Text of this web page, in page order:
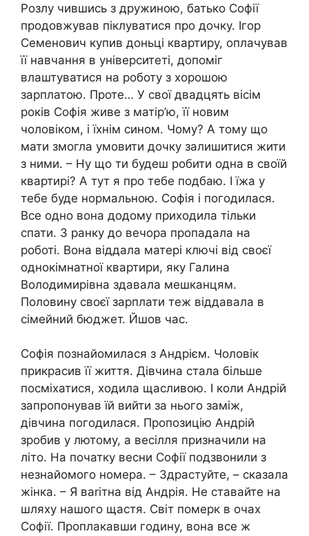
Розлу чившись з дружиною, батько Софії
продовжував піклуватися про дочку. Ігор
Семенович купив доньці квартиру, оплачував
її навчання в університеті, допоміг
влаштуватися на роботу з хорошою
зарплатою. Проте… У свої двадцять вісім
років Софія живе з матір’ю, її новим
чоловіком, і їхнім сином. Чому? А тому що
мати змогла умовити дочку залишитися жити
з ними. – Ну що ти будеш робити одна в своїй
квартирі? А тут я про тебе подбаю. І їжа у
тебе буде нормальною. Софія і погодилася.
Все одно вона додому приходила тільки
спати. З ранку до вечора пропадала на
роботі. Вона віддала матері ключі від своєї
однокімнатної квартири, яку Галина
Володимирівна здавала мешканцям.
Половину своєї зарплати теж віддавала в
сімейний бюджет. Йшов час.
Софія познайомилася з Андрієм. Чоловік
прикрасив її життя. Дівчина стала більше
посміхатися, ходила щасливою. І коли Андрій
запропонував їй вийти за нього заміж,
дівчина погодилася. Пропозицію Андрій
зробив у лютому, а весілля призначили на
літо. На початку весни Софії подзвонили з
незнайомого номера. – Здрастуйте, – сказала
жінка. – Я ваrітна від Андрія. Не ставайте на
шляху нашого щастя. Світ померк в очах
Софії. Проплакавши годину, вона все ж